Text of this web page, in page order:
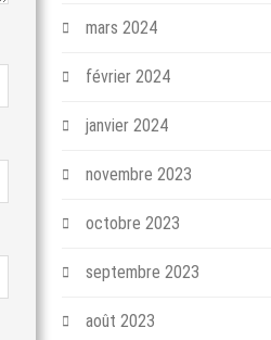
mars 2024
février 2024
janvier 2024
novembre 2023
octobre 2023
septembre 2023
août 2023